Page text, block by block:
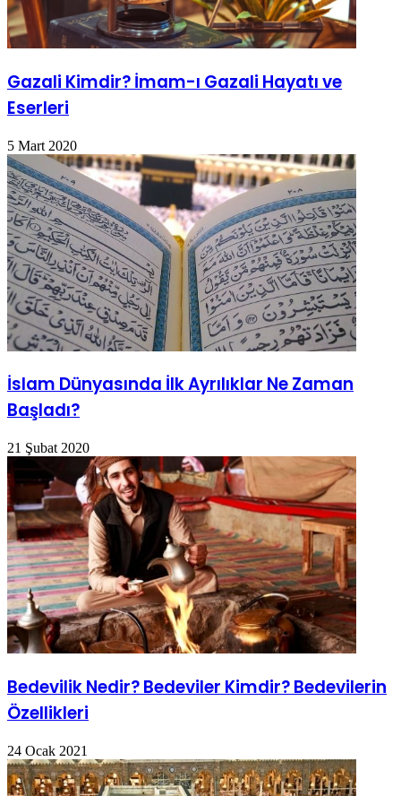
Gazali Kimdir? İmam-ı Gazali Hayatı ve
Eserleri
5 Mart 2020
İslam Dünyasında İlk Ayrılıklar Ne Zaman
Başladı?
21 Şubat 2020
Bedevilik Nedir? Bedeviler Kimdir? Bedevilerin
Özellikleri
24 Ocak 2021